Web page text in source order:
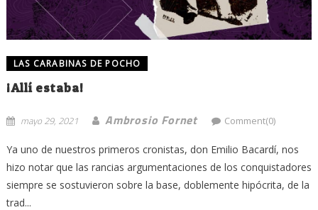
LAS CARABINAS DE POCHO
¡Allí estaba!
mayo 29, 2021 Ambrosio Fornet Comment(0)
Ya uno de nuestros primeros cronistas, don Emilio Bacardí, nos
hizo notar que las rancias argumentaciones de los conquistadores
siempre se sostuvieron sobre la base, doblemente hipócrita, de la
trad...